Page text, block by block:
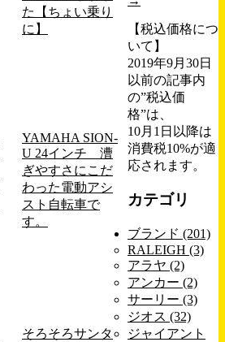
た【ちょい乗り
に】
YAMAHA SION-
U 24インチ 漕
ぎやすさにこだ
わった電動アシ
スト自転車で
す。
そろそろサンタ
【税込価格につ
いて】
2019年9月30日
以前の記事内
の”税込価
格”は、
10月1日以降は
消費税10%が適
応されます。
カテゴリ
ブランド (201)
RALEIGH (3)
アラヤ (2)
アンカー (2)
サーリー (3)
ジオス (32)
ジャイアント